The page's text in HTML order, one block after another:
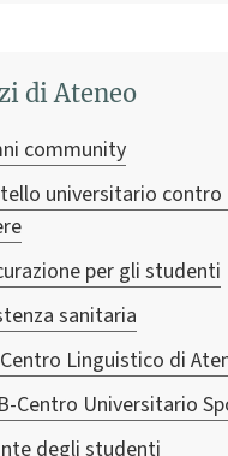
di Ateneo
community
universitario contro
per gli studenti
sanitaria
Linguistico di
Centro Universitario
degli studenti